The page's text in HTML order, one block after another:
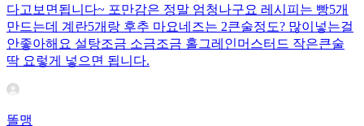
다고보면됩니다~ 포만감은 정말 엄청나구요 레시피는 빵5개
만드는데 계란5개랑 후추 마요네즈는 2큰술정도? 많이넣는걸
안좋아해요 설탕조금 소금조금 홀그레인머스터드 작은큰술
딱 요렇게 넣으면 됩니다.
똘맹